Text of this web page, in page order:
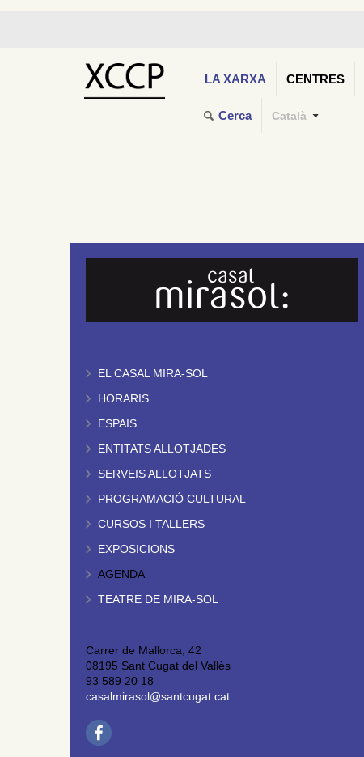
LA XARXA CENTRES
Cerca Català
EL CASAL MIRA-SOL
HORARIS
ESPAIS
ENTITATS ALLOTJADES
SERVEIS ALLOTJATS
PROGRAMACIÓ CULTURAL
CURSOS I TALLERS
EXPOSICIONS
AGENDA
TEATRE DE MIRA-SOL
Carrer de Mallorca, 42
08195 Sant Cugat del Vallès
93 589 20 18
casalmirasol@santcugat.cat